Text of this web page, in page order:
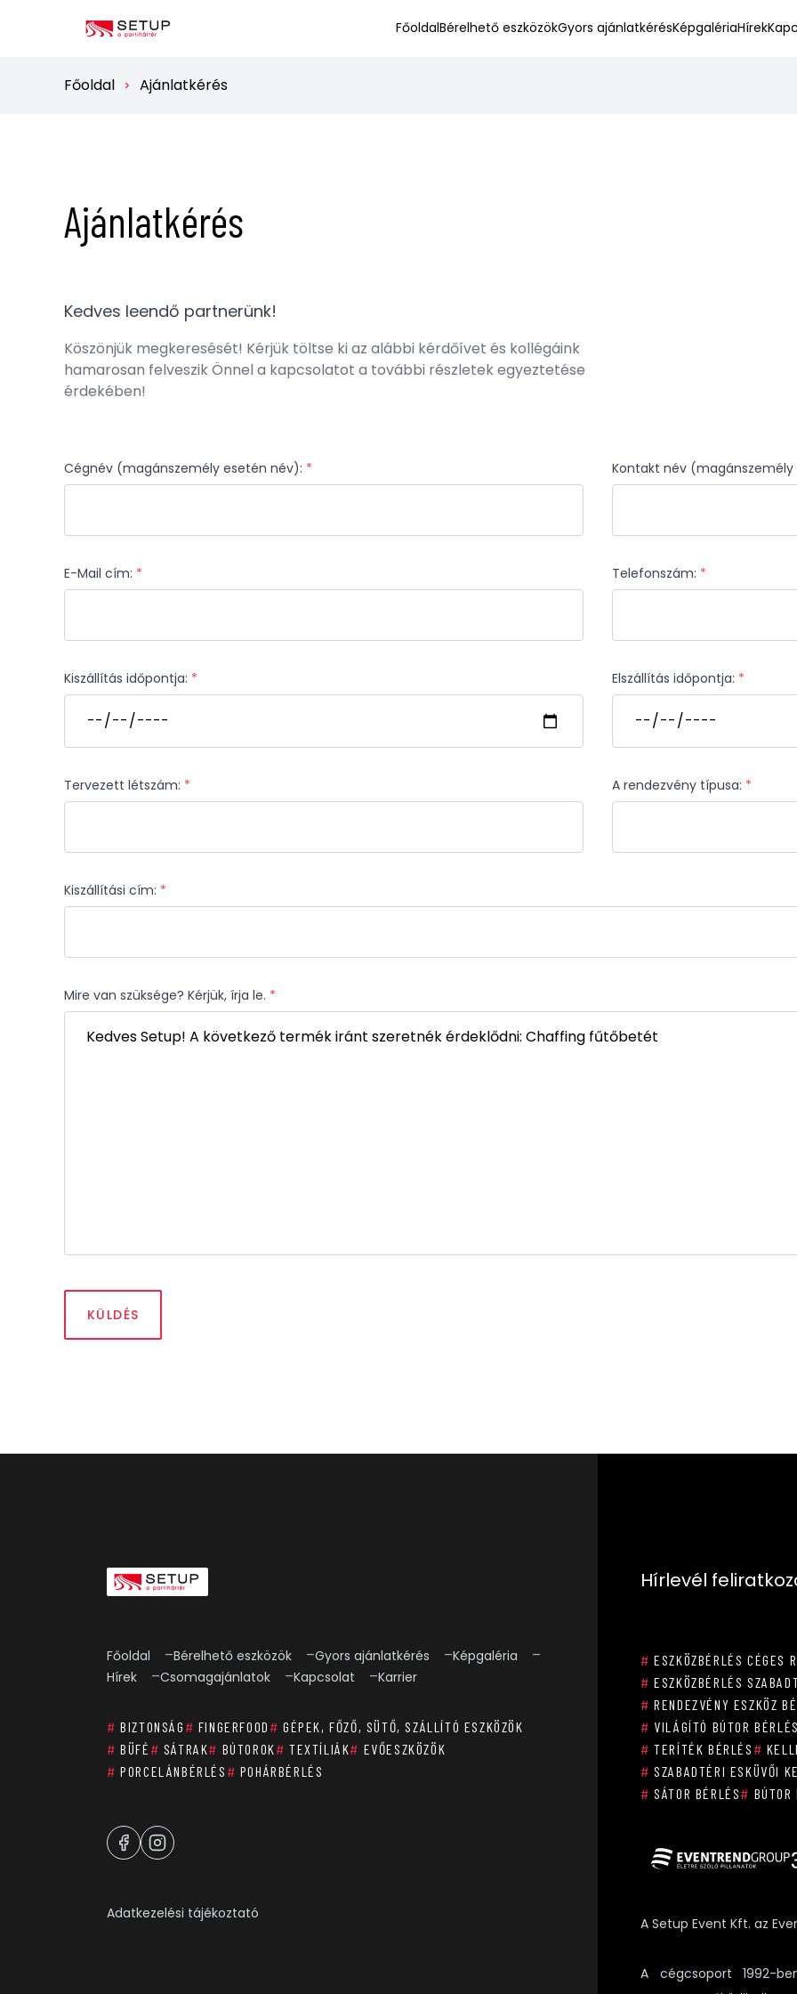
FőoldalBérelhető eszközökGyors ajánlatkérésKépgalériaHírek
Főoldal Ajánlatkérés
Ajánlatkérés
Kedves leendő partnerünk!
Köszönjük megkeresését! Kérjük töltse ki az alábbi kérdőívet és kollégáink
hamarosan felveszik Önnel a kapcsolatot a további részletek egyeztetése
érdekében!
Cégnév (magánszemély esetén név): * Kontakt név
E-Mail cím: * Telefonszám: *
Kiszállítás időpontja: * Elszállítás időpontja: *
Tervezett létszám: * A rendezvény típusa: *
Kiszállítási cím: *
Mire van szüksége? Kérjük, írja le. *
KÜLDÉS
Főoldal Bérelhető eszközök Gyors ajánlatkérés
Képgaléria
Hírek
Csomagajánlatok Kapcsolat Karrier
# BIZTONSÁG # FINGERFOOD # GÉPEK, FŐZŐ, SÜTŐ, SZÁLLÍTÓ ESZKÖZÖK
# BÜFÉ # SÁTRAK# BÚTOROK# TEXTÍLIÁK# EVŐESZKÖZÖK
# PORCELÁNBÉRLÉS # POHÁRBÉRLÉS
Adatkezelési tájékoztató
Hírlevél
# ESZKÖZBÉRLÉS CÉGES
# ESZKÖZBÉRLÉS
# RENDEZVÉNY ESZKÖZ
# VILÁGÍTÓ BÚTOR
# TERÍTÉK BÉRLÉS #
# SZABADTÉRI ESKÜVŐI
# SÁTOR BÉRLÉS#
A Setup Event Kft. az
A cégcsoport 1992-